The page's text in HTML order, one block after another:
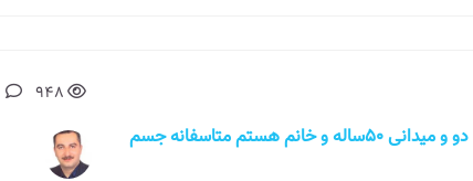
سلام جناب دکتر بنده ورزشکار رشته دو و میدانی 50ساله و خانم هستم متاسفانه جسم
948